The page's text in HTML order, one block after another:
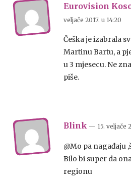
Eurovision
veljače 2017. u 14:20
Češka je izabrala
Martinu Bartu, a
u 3 mjesecu. Ne
piše.
Blink — 15. veljače
@Mo pa nagađaju
Bilo bi super da
regionu